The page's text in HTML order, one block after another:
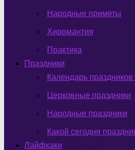
Народные приметы
Хиромантия
Практика
Праздники
Календарь праздников
Церковные праздники
Народные праздники
Какой сегодня
Лайфхаки